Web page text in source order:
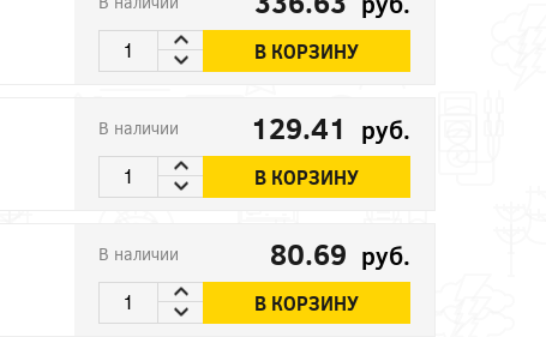
В КОРЗИНУ
В наличии 129.41 руб.
В КОРЗИНУ
В наличии 80.69 руб.
В КОРЗИНУ